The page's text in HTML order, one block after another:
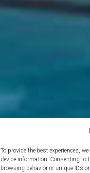
To provide the best experiences,
device information. Consenting to
browsing behavior or unique IDs